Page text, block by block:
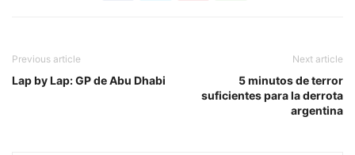
Previous article
Lap by Lap: GP de Abu Dhabi
Next article
5 minutos de terror
suficientes para la derrota
argentina